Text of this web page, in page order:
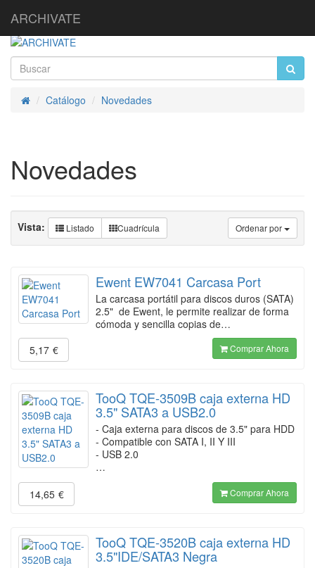
ARCHIVATE
InicioCatálogo Novedades
Novedades
Ordenar por
Vista: Listado Cuadrícula
Ewent EW7041 Carcasa Port
La carcasa portátil para discos duros (SATA)
2.5" de Ewent, le permite realizar de forma
cómoda y sencilla copias de…
5,17 € Comprar Ahora
TooQ TQE-3509B caja externa HD
3.5" SATA3 a USB2.0
- Caja externa para discos de 3.5" para HDD
- Compatible con SATA I, II Y III
- USB 2.0
…
14,65 € Comprar Ahora
TooQ TQE-3520B caja externa HD
3.5"IDE/SATA3 Negra